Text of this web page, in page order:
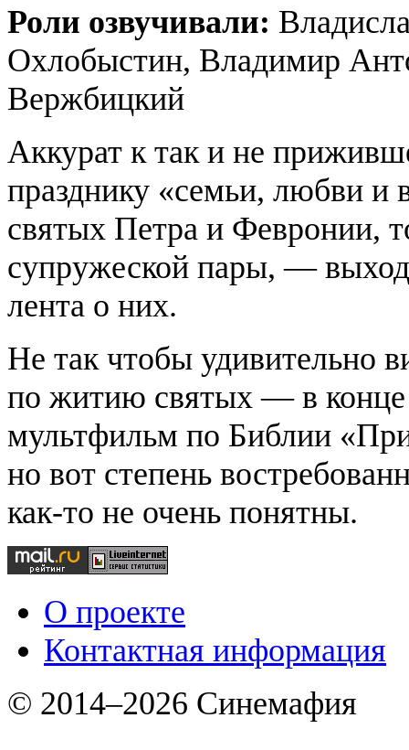
Роли озвучивали:
Охлобыстин, Владимир
Вержбицкий
Аккурат к так и не
празднику «семьи, любви
святых Петра и Февронии,
супружеской пары, —
лента о них.
Не так чтобы удивительно
по житию святых — в
мультфильм по Библии
но вот степень
как-то не очень понятны.
О проекте
Контактная информация
© 2014–2026 Синемафия